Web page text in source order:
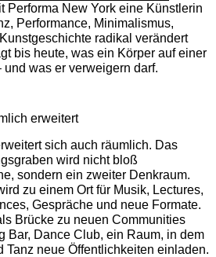
Performa New York eine Künstlerin
Performance, Minimalismus,
radikal verändert
bis heute, was ein Körper auf einer
und was er verweigern darf.
erweitert
sich auch räumlich. Das
wird nicht bloß
sondern ein zweiter Denkraum.
zu einem Ort für Musik, Lectures,
Gespräche und neue Formate.
Brücke zu neuen Communities
Bar, Dance Club, ein Raum, in dem
Tanz neue Öffentlichkeiten einladen.